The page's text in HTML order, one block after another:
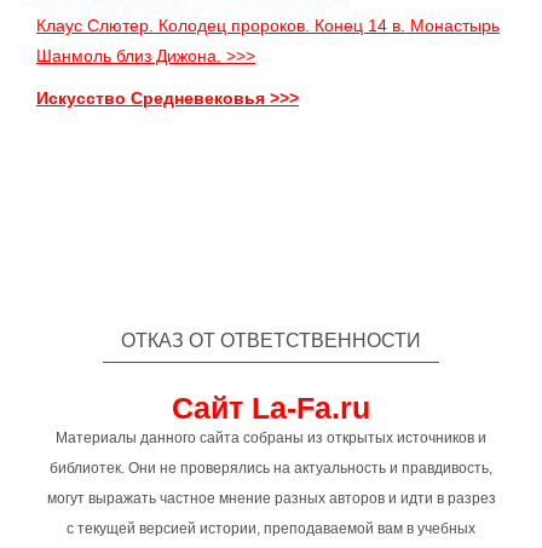
Клаус Слютер. Колодец пророков. Конец 14 в. Монастырь
Шанмоль близ Дижона. >>>
Искусство Средневековья >>>
ОТКАЗ ОТ ОТВЕТСТВЕННОСТИ
Сайт La-Fa.ru
Материалы данного сайта собраны из открытых источников и
библиотек. Они не проверялись на актуальность и правдивость,
могут выражать частное мнение разных авторов и идти в разрез
с текущей версией истории, преподаваемой вам в учебных